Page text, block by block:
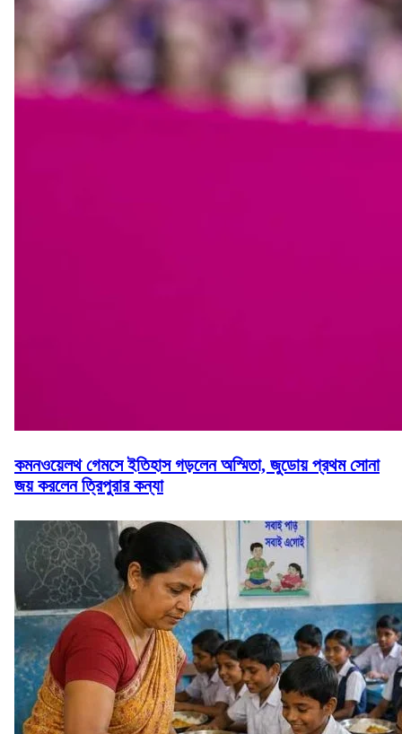
কমনওয়েলথ গেমসে ইতিহাস গড়লেন অস্মিতা, জুডোয় প্রথম সোনা
জয় করলেন ত্রিপুরার কন্যা